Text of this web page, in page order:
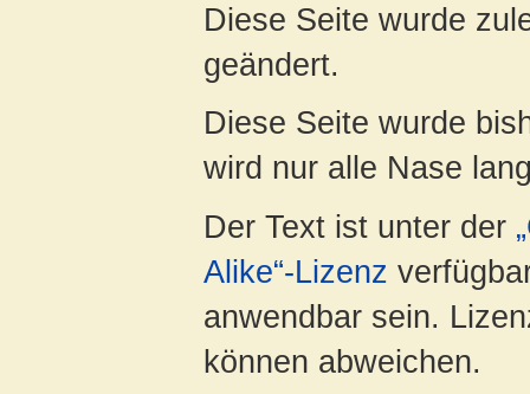
Diese Seite wurde
geändert.
Diese Seite wurde
wird nur alle Nase
Der Text ist unter der
Alike“-Lizenz
anwendbar sein.
können abweichen.